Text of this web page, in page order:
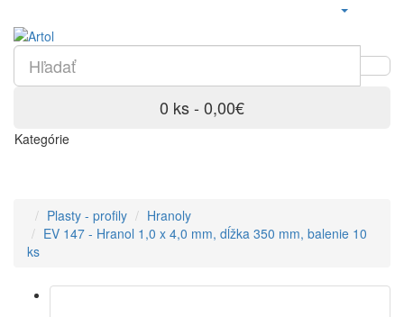
0 ks - 0,00€
Kategórie
Plasty - profily
Hranoly
EV 147 - Hranol 1,0 x 4,0 mm, dĺžka 350 mm, balenie 10
ks